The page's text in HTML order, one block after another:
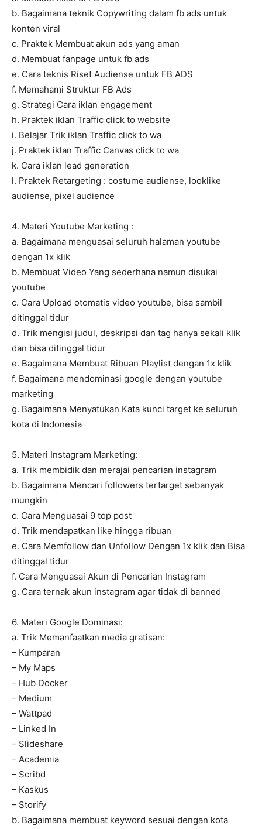
b. Bagaimana teknik Copywriting dalam fb ads untuk
konten viral
c. Praktek Membuat akun ads yang aman
d. Membuat fanpage untuk fb ads
e. Cara teknis Riset Audiense untuk FB ADS
f. Memahami Struktur FB Ads
g. Strategi Cara iklan engagement
h. Praktek iklan Traffic click to website
i. Belajar Trik iklan Traffic click to wa
j. Praktek iklan Traffic Canvas click to wa
k. Cara iklan lead generation
l. Praktek Retargeting : costume audiense, looklike
audiense, pixel audience
4. Materi Youtube Marketing :
a. Bagaimana menguasai seluruh halaman youtube
dengan 1x klik
b. Membuat Video Yang sederhana namun disukai
youtube
c. Cara Upload otomatis video youtube, bisa sambil
ditinggal tidur
d. Trik mengisi judul, deskripsi dan tag hanya sekali klik
dan bisa ditinggal tidur
e. Bagaimana Membuat Ribuan Playlist dengan 1x klik
f. Bagaimana mendominasi google dengan youtube
marketing
g. Bagaimana Menyatukan Kata kunci target ke seluruh
kota di Indonesia
5. Materi Instagram Marketing:
a. Trik membidik dan merajai pencarian instagram
b. Bagaimana Mencari followers tertarget sebanyak
mungkin
c. Cara Menguasai 9 top post
d. Trik mendapatkan like hingga ribuan
e. Cara Memfollow dan Unfollow Dengan 1x klik dan Bisa
ditinggal tidur
f. Cara Menguasai Akun di Pencarian Instagram
g. Cara ternak akun instagram agar tidak di banned
6. Materi Google Dominasi:
a. Trik Memanfaatkan media gratisan:
– Kumparan
– My Maps
– Hub Docker
– Medium
– Wattpad
– Linked In
– Slideshare
– Academia
– Scribd
– Kaskus
– Storify
b. Bagaimana membuat keyword sesuai dengan kota